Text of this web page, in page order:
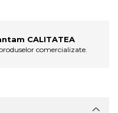
CALITATEA
comercializate.